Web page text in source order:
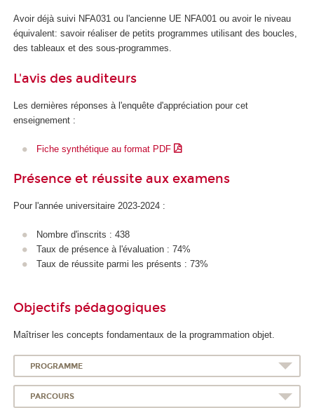
m
é
r
q
e
e
d
l
I
Avoir déjà suivi NFA031 ou l'ancienne UE NFA001 ou avoir le niveau
équivalent: savoir réaliser de petits programmes utilisant des boucles,
des tableaux et des sous-programmes.
L'avis des auditeurs
Les dernières réponses à l'enquête d'appréciation pour cet
enseignement :
Fiche synthétique au format PDF
Présence et réussite aux examens
Pour l'année universitaire 2023-2024 :
Nombre d'inscrits : 438
Taux de présence à l'évaluation : 74%
Taux de réussite parmi les présents : 73%
Objectifs pédagogiques
Maîtriser les concepts fondamentaux de la programmation objet.
PROGRAMME
PARCOURS